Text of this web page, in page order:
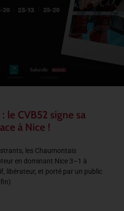
le CVB52 signe sa
à Nice !
les Chaumontais
en dominant Nice 3–1 à
libérateur, et porté par un public